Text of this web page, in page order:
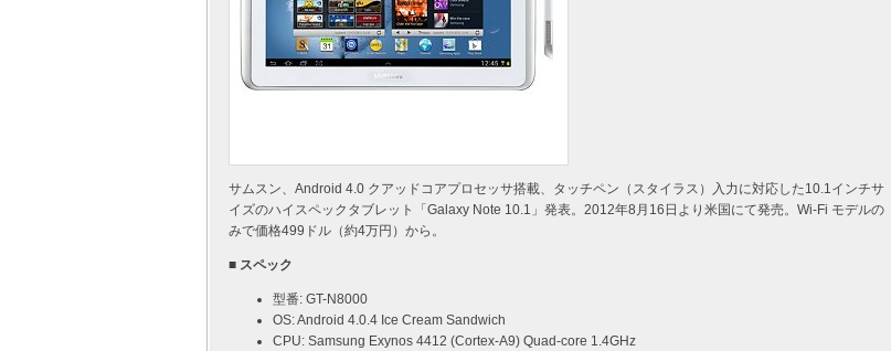
サムスン、Android 4.0 クアッドコアプロセッサ搭載、タッチペン（スタイラス）入力に対応した10.1インチサ
イズのハイスペックタブレット「Galaxy Note 10.1」発表。2012年8月16日より米国にて発売。Wi-Fi モデルの
みで価格499ドル（約4万円）から。
■ スペック
型番: GT-N8000
OS: Android 4.0.4 Ice Cream Sandwich
CPU: Samsung Exynos 4412 (Cortex-A9) Quad-core 1.4GHz